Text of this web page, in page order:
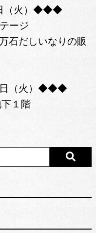
（火）◆◆◆
ージ
石だしいなりの販
日（火）◆◆◆
１階